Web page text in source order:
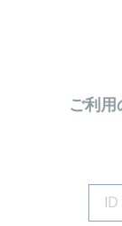
ご利